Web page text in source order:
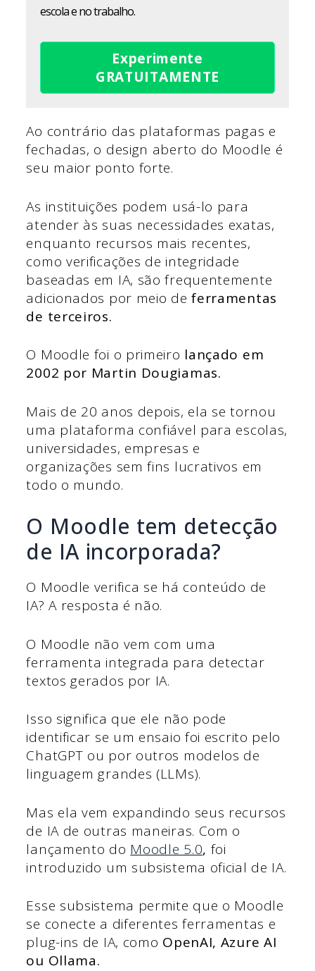
escola e no trabalho.
Experimente
GRATUITAMENTE
Ao contrário das plataformas pagas e
fechadas, o design aberto do Moodle é
seu maior ponto forte.
As instituições podem usá-lo para
atender às suas necessidades exatas,
enquanto recursos mais recentes,
como verificações de integridade
baseadas em IA, são frequentemente
adicionados por meio de ferramentas
de terceiros.
O Moodle foi o primeiro lançado em
2002 por Martin Dougiamas.
Mais de 20 anos depois, ela se tornou
uma plataforma confiável para escolas,
universidades, empresas e
organizações sem fins lucrativos em
todo o mundo.
O Moodle tem detecção
de IA incorporada?
O Moodle verifica se há conteúdo de
IA? A resposta é não.
O Moodle não vem com uma
ferramenta integrada para detectar
textos gerados por IA.
Isso significa que ele não pode
identificar se um ensaio foi escrito pelo
ChatGPT ou por outros modelos de
linguagem grandes (LLMs).
Mas ela vem expandindo seus recursos
de IA de outras maneiras. Com o
lançamento do Moodle 5.0, foi
introduzido um subsistema oficial de IA.
Esse subsistema permite que o Moodle
se conecte a diferentes ferramentas e
plug-ins de IA, como OpenAI, Azure AI
ou Ollama.